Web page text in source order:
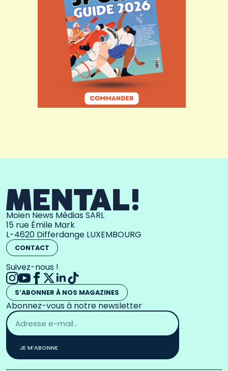
Moien News Médias SARL
15 rue Émile Mark
L-4620 Differdange LUXEMBOURG
CONTACT
Suivez-nous !
S’ABONNER À NOS MAGAZINES
Abonnez-vous à notre newsletter
Adresse
email
*
JE M’ABONNE